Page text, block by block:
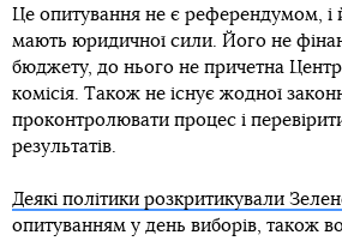
Це опитування не є референдумом, і
мають юридичної сили. Його не
бюджету, до нього не причетна
комісія. Також не існує жодної
проконтролювати процес і
результатів.
Деякі політики розкритикували
опитуванням у день виборів, також